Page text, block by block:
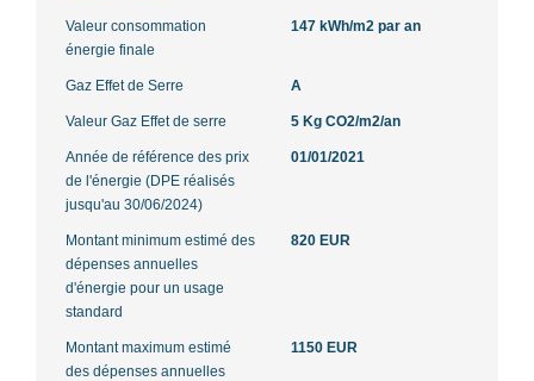
Valeur consommation
énergie finale
147 kWh/m2 par an
Gaz Effet de Serre A
Valeur Gaz Effet de serre 5 Kg CO2/m2/an
Année de référence des prix
de l'énergie (DPE réalisés
jusqu'au 30/06/2024)
01/01/2021
Montant minimum estimé des
dépenses annuelles
d'énergie pour un usage
standard
820 EUR
Montant maximum estimé
des dépenses annuelles
1150 EUR